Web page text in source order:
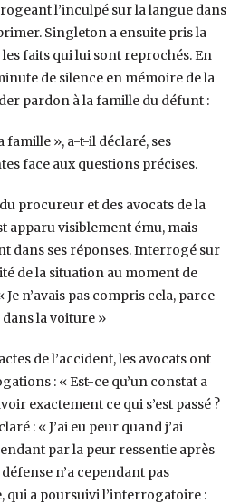
l’inculpé sur la langue dans
Singleton a ensuite pris la
faits qui lui sont reprochés. En
de silence en mémoire de la
pardon à la famille du défunt :
famille », a-t-il déclaré, ses
face aux questions précises.
procureur et des avocats de la
apparu visiblement ému, mais
dans ses réponses. Interrogé sur
de la situation au moment de
n’avais pas compris cela, parce
dans la voiture »
de l’accident, les avocats ont
: « Est-ce qu’un constat a
exactement ce qui s’est passé ?
: « J’ai eu peur quand j’ai
par la peur ressentie après
n’a cependant pas
qui a poursuivi l’interrogatoire :